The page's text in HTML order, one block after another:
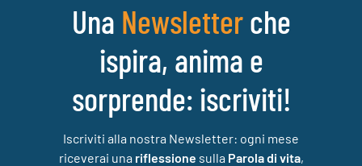
Una Newsletterche
ispira, anima e
sorprende: iscriviti!
Iscriviti alla nostra Newsletter: ogni mese
riceverai una riflessione sulla Parola di vita,